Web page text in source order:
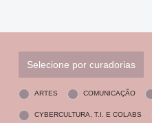
Selecione por curadorias
ARTES COMUNICAÇÃO
CYBERCULTURA, T.I. E COLABS